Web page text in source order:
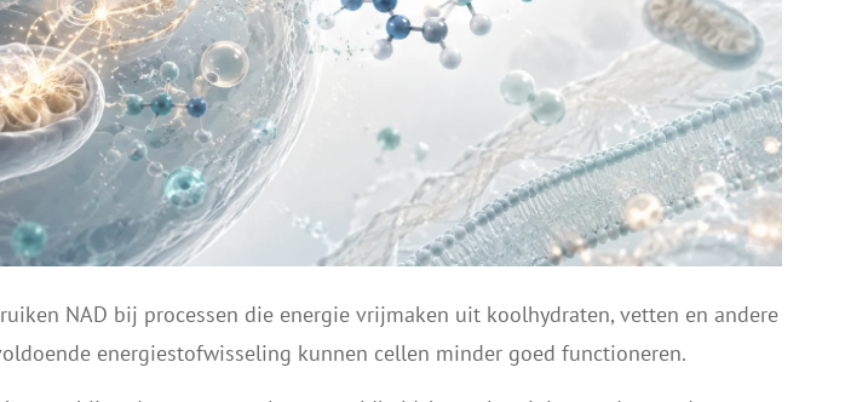
NAD bij processen die energie vrijmaken uit koolhydraten, vetten en andere
energiestofwisseling kunnen cellen minder goed functioneren.